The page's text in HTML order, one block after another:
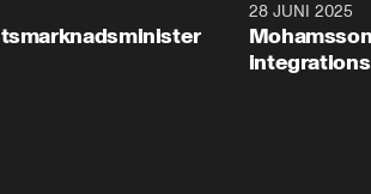
28 JUNI 2025